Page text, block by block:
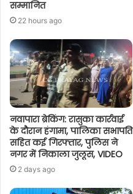
सम्मानित
22 hours ago
नवापारा ब्रेकिंग: रासुका कार्रवाई
के दौरान हंगामा, पालिका सभापति
सहित कई गिरफ्तार, पुलिस ने
नगर में निकाला जुलूस, VIDEO
2 days ago